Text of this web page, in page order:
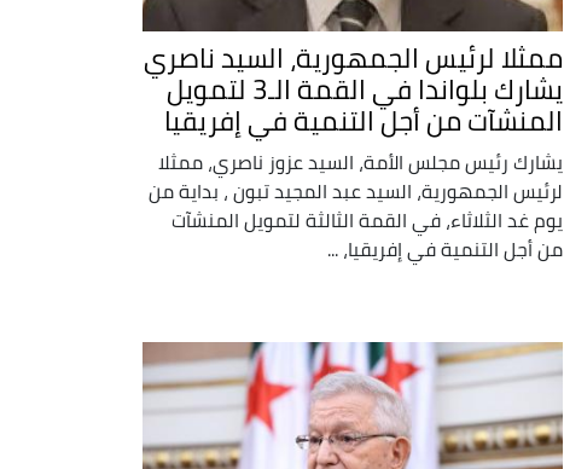
ممثلا لرئيس الجمهورية، السيد ناصري
يشارك بلواندا في القمة الـ3 لتمويل
المنشآت من أجل التنمية في إفريقيا
يشارك رئيس مجلس الأمة، السيد عزوز ناصري، ممثلا
لرئيس الجمهورية، السيد عبد المجيد تبون ، بداية من
يوم غد الثلاثاء، في القمة الثالثة لتمويل المنشآت
من أجل التنمية في إفريقيا، ...